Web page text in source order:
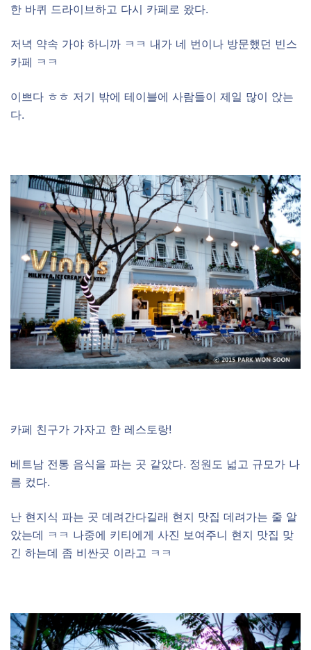
한 바퀴 드라이브하고 다시 카페로 왔다.
저녁 약속 가야 하니까 ㅋㅋ 내가 네 번이나 방문했던 빈스
카페 ㅋㅋ
이쁘다 ㅎㅎ 저기 밖에 테이블에 사람들이 제일 많이 앉는
다.
카페 친구가 가자고 한 레스토랑!
베트남 전통 음식을 파는 곳 같았다. 정원도 넓고 규모가 나
름 컸다.
난 현지식 파는 곳 데려간다길래 현지 맛집 데려가는 줄 알
았는데 ㅋㅋ 나중에 키티에게 사진 보여주니 현지 맛집 맞
긴 하는데 좀 비싼곳 이라고 ㅋㅋ